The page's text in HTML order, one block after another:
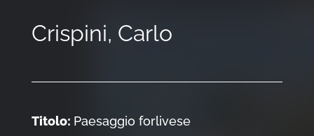
Crispini, Carlo
Titolo: Paesaggio forlivese